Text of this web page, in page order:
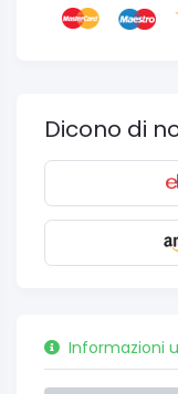
Dicono di
Informazioni